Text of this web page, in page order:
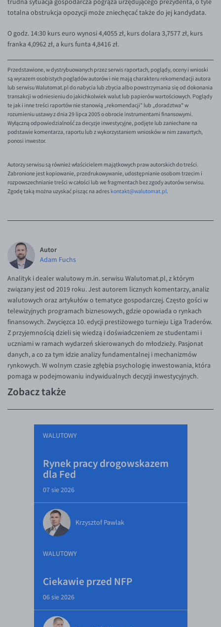
trudna sytuacja gospodarcza pogrąża urzędującego prezydenta, o tyle
totalna obstrukcja opozycji może zniechęcać także do jej kandydata.
O godz. 14:30 kurs euro wynosi 4,4055 zł, kurs dolara 3,7577 zł, kurs
franka 4,0962 zł, a kurs funta 4,8416 zł.
Przedstawione, w dystrybuowanych przez serwis raportach, poglądy, oceny i wnioski
są wyrazem osobistych poglądów autorów i nie mają charakteru rekomendacji autora
lub serwisu Walutomat.pl do nabycia lub zbycia albo powstrzymania się od dokonania
transakcji w odniesieniu do jakichkolwiek walut lub papierów wartościowych. Poglądy
te jak i inne treści raportów nie stanowią „rekomendacji" lub „doradztwa" w
rozumieniu ustawy z dnia 29 lipca 2005 o obrocie instrumentami finansowymi.
Wyłączną odpowiedzialność za decyzje inwestycyjne, podjęte lub zaniechane na
podstawie komentarza, raportu lub z wykorzystaniem wniosków w nim zawartych,
ponosi inwestor.
Autorzy serwisu są również właścicielem majątkowych praw autorskich do treści.
Zabronione jest kopiowanie, przedrukowywanie, udostępnianie osobom trzecim i
rozpowszechnianie treści w całości lub we fragmentach bez zgody autorów serwisu.
Zgodę taką można uzyskać pisząc na adres kontakt@walutomat.pl.
Autor
Adam Fuchs
Analityk i dealer walutowy m.in. serwisu Walutomat.pl, z którym
związany jest od 2019 roku. Jest autorem licznych komentarzy, analiz
walutowych oraz artykułów o tematyce gospodarczej. Często gości w
telewizyjnych programach biznesowych, gdzie opowiada o rynkach
finansowych. Zwycięzca 10. edycji prestiżowego turnieju Liga Traderów.
Z przyjemnością dzieli się wiedzą i doświadczeniem ze studentami i
uczniami w ramach wydarzeń skierowanych do młodzieży. Pasjonat
danych, a co za tym idzie analizy fundamentalnej i mechanizmów
rynkowych. W wolnym czasie zgłębia psychologię inwestowania, która
pomaga w podejmowaniu indywidualnych decyzji inwestycyjnych.
Zobacz także
WALUTOWY
Rynek pracy drogowskazem
dla Fed
07 sie 2026
Krzysztof Pawlak
WALUTOWY
Ciekawie przed NFP
06 sie 2026